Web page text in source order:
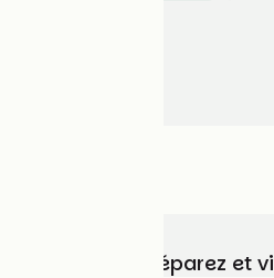
Choisissez, préparez et